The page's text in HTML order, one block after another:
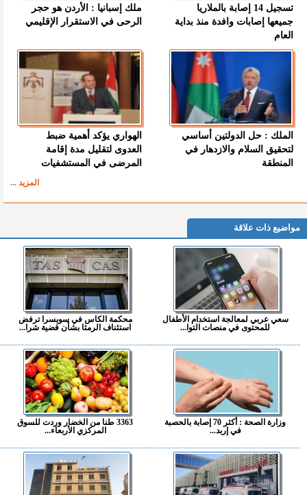
تسجيل 14 إصابة بالملاريا
جميعها إصابات وافدة منذ بداية
العام
ملك إسبانيا : الأردن هو حجر
الرحى في الاستقرار الإقليمي
الملك : حل الدولتين أساسي
لتحقيق السلام والازدهار في
المنطقة
الهواري يؤكد أهمية ضبط
العدوى لتقليل مدة إقامة
المرضى في المستشفيات
المزيد ...
مواضيع ذات علاقة
سعي عربي لمعالجة استخدام الأطفال
للمحتوى في منصات التوا...
محكمة الكاس في سويسرا ترفض
استئناف الرمثا بشأن قضية شرا...
وزارة الصحة : أكثر 70 إصابة بالحصبة
في إربد...
3363 طنا من الخضار وردت للسوق
المركزي الأربعاء...